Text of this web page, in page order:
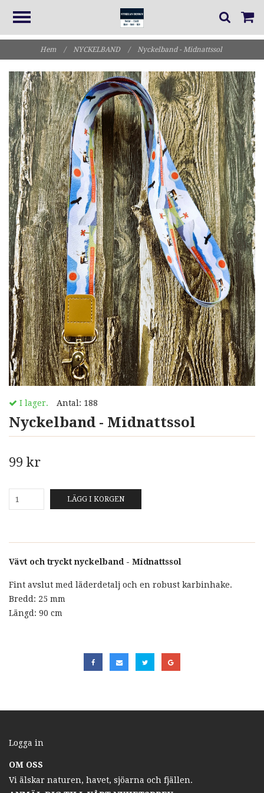
Hem / NYCKELBAND / Nyckelband - Midnattssol
I lager. Antal: 188
Nyckelband - Midnattssol
99 kr
LÄGG I KORGEN
Vävt och tryckt nyckelband - Midnattssol
Fint avslut med läderdetalj och en robust karbinhake.
Bredd: 25 mm
Längd: 90 cm
Logga in
OM OSS
Vi älskar naturen, havet, sjöarna och fjällen.